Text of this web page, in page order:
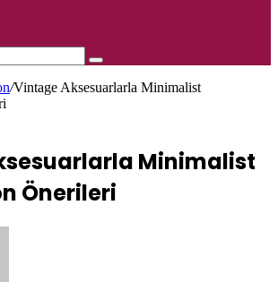
Arama
yap
...
/Vintage Aksesuarlarla Minimalist
Minimalist
Önerileri